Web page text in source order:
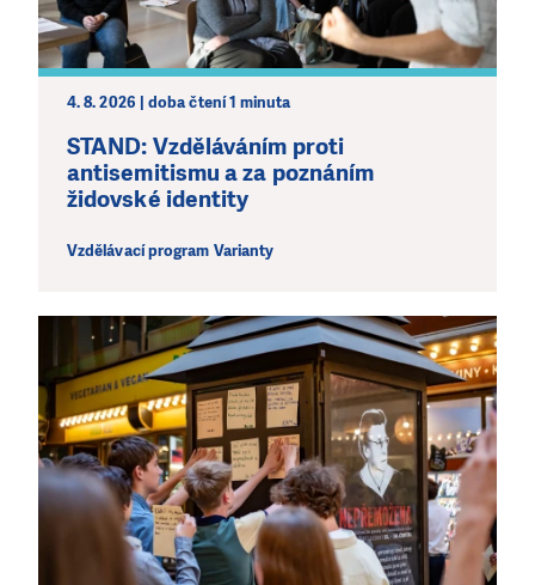
4. 8. 2026 | doba čtení 1 minuta
STAND: Vzděláváním proti
antisemitismu a za poznáním
židovské identity
Vzdělávací program Varianty
LÍBÍ SE VÁM, CO DĚLÁME?
PODPOŘTE NÁS!
Abychom mohli pomáhat smysluplně, neobejdeme se
bez Vaší podpory. Ať už se nám rozhodnete pomoci